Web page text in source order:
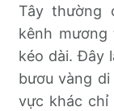
Tây thường
kênh
kéo dài. Đây
bươu vàng
vực khác chỉ